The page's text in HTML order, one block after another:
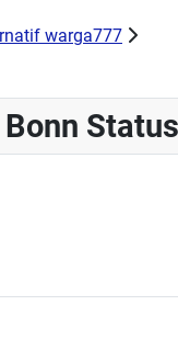
Technik
warga777
Status